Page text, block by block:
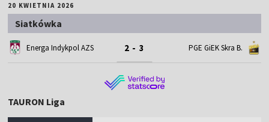
20 KWIETNIA 2026
Siatkówka
Energa Indykpol AZS 2 - 3 PGE GiEK Skra B.
TAURON Liga